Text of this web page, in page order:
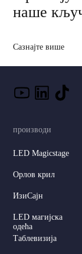
наше
Сазнајте више
производи
LED Magicstage
Орлов крил
ИзиСајн
LED магијска
одећа
Таблевизија